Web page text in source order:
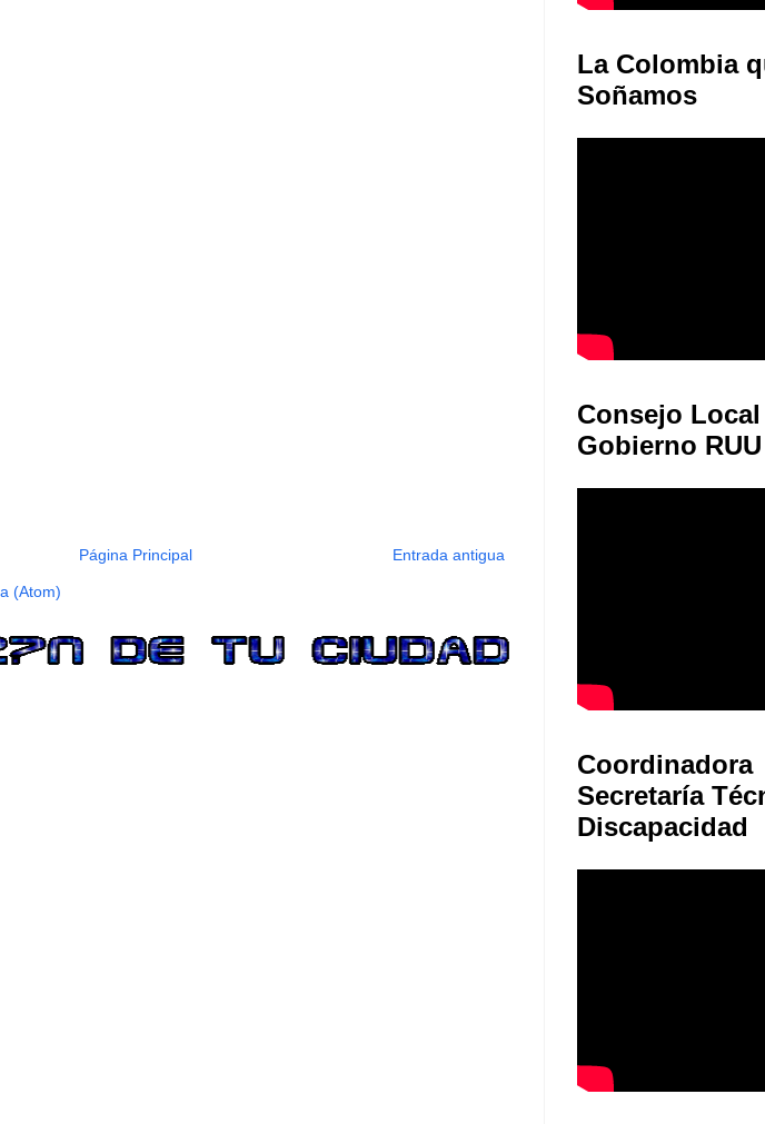
Entrada antigua
Página Principal
(Atom)
La Colombia
Soñamos
Consejo
Gobierno RUU
Coordinadora
Secretaría
Discapacidad